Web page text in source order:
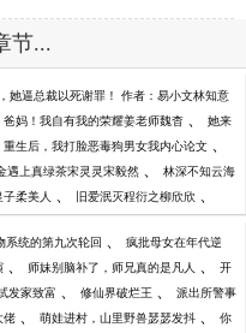
节...
她逼总裁以死谢罪！ 作者：易小文林知意
爸妈！我自有我的荣耀姜老师魏杳 、 她来
重生后，我打脸恶毒狗男女我内心论文 、
遇上真绿茶宋灵灵宋毅然 、 林深不知云海
柔美人 、 旧爱泯灭程衍之柳欣欣 、
系统的第九次轮回 、 疯批母女在年代逆
、 师妹别脑补了，师兄真的是凡人 、 开
发家致富 、 修仙界破烂王 、 派出所警事
佬 、 萌娃进村，山里野兽瑟瑟发抖 、 你